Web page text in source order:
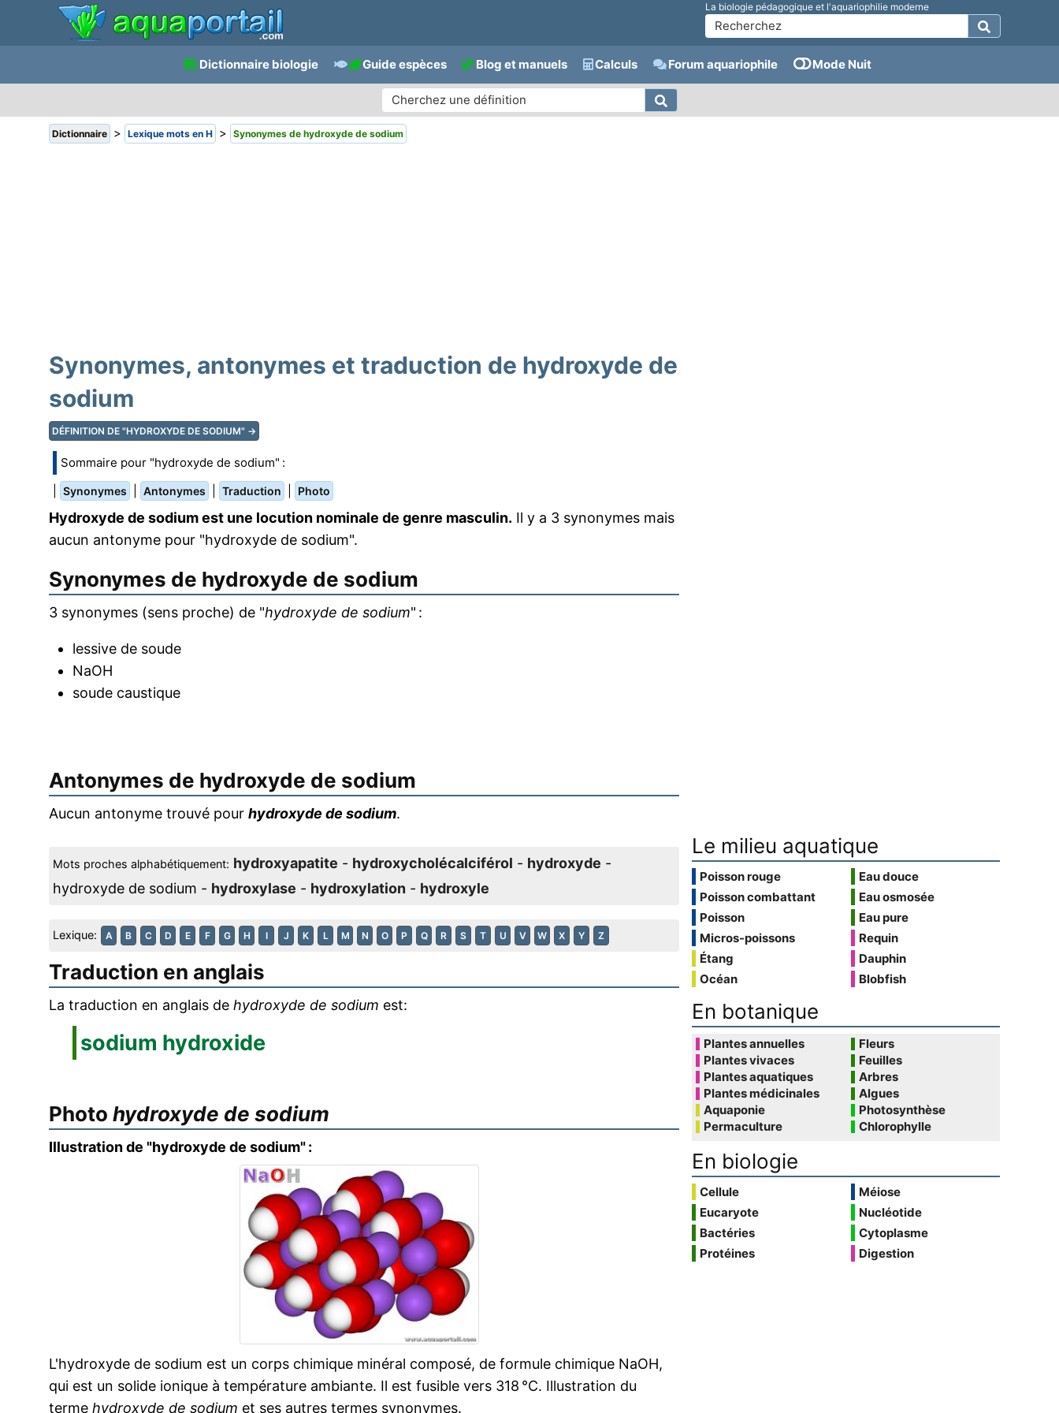
La biologie pédagogique et l'aquariophilie moderne
Dictionnaire biologie Guide espèces Blog et manuels Calculs Forum aquariophile Mode Nuit
Dictionnaire > Lexique mots en H > Synonymes de hydroxyde de sodium
Synonymes, antonymes et traduction de hydroxyde de
sodium
DÉFINITION DE "HYDROXYDE DE SODIUM" →
Sommaire pour "hydroxyde de sodium" :
Synonymes Antonymes Traduction Photo
Hydroxyde de sodium est une locution nominale de genre masculin. Il y a 3 synonymes mais
aucun antonyme pour "hydroxyde de sodium".
Synonymes de hydroxyde de sodium
3 synonymes (sens proche) de "hydroxyde de sodium" :
lessive de soude
NaOH
soude caustique
Antonymes de hydroxyde de sodium
Aucun antonyme trouvé pour hydroxyde de sodium.
Mots proches alphabétiquement: hydroxyapatite - hydroxycholécalciférol - hydroxyde -
hydroxyde de sodium - hydroxylase - hydroxylation - hydroxyle
Lexique: A B C D E F G H I J K L M N O P Q R S T U V W X Y Z
Traduction en anglais
La traduction en anglais de hydroxyde de sodium est:
sodium hydroxide
Photo hydroxyde de sodium
Illustration de "hydroxyde de sodium" :
L'hydroxyde de sodium est un corps chimique minéral composé, de formule chimique NaOH,
qui est un solide ionique à température ambiante. Il est fusible vers 318 °C. Illustration du
terme hydroxyde de sodium et ses autres termes synonymes.
Le milieu aquatique
Poisson rouge
Poisson combattant
Poisson
Micros-poissons
Étang
Océan
Eau douce
Eau osmosée
Eau pure
Requin
Dauphin
Blobfish
En botanique
Plantes annuelles
Plantes vivaces
Plantes aquatiques
Plantes médicinales
Aquaponie
Permaculture
Fleurs
Feuilles
Arbres
Algues
Photosynthèse
Chlorophylle
En biologie
Cellule
Eucaryote
Bactéries
Protéines
Méiose
Nucléotide
Cytoplasme
Digestion